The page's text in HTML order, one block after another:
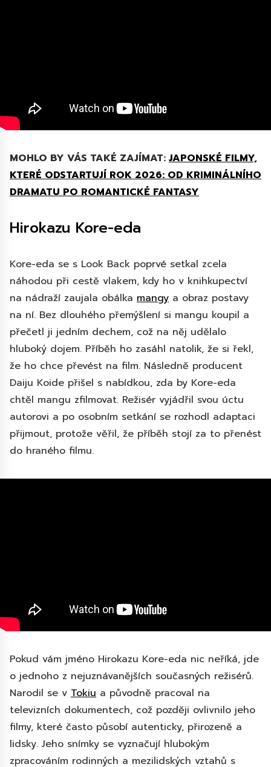
MOHLO BY VÁS TAKÉ ZAJÍMAT: JAPONSKÉ FILMY,
KTERÉ ODSTARTUJÍ ROK 2026: OD KRIMINÁLNÍHO
DRAMATU PO ROMANTICKÉ FANTASY
Hirokazu Kore-eda
Kore-eda se s Look Back poprvé setkal zcela
náhodou při cestě vlakem, kdy ho v knihkupectví
na nádraží zaujala obálka mangy a obraz postavy
na ní. Bez dlouhého přemýšlení si mangu koupil a
přečetl ji jedním dechem, což na něj udělalo
hluboký dojem. Příběh ho zasáhl natolik, že si řekl,
že ho chce převést na film. Následně producent
Daiju Koide přišel s nabídkou, zda by Kore-eda
chtěl mangu zfilmovat. Režisér vyjádřil svou úctu
autorovi a po osobním setkání se rozhodl adaptaci
přijmout, protože věřil, že příběh stojí za to přenést
do hraného filmu.
Pokud vám jméno Hirokazu Kore-eda nic neříká, jde
o jednoho z nejuznávanějších současných režisérů.
Narodil se v Tokiu a původně pracoval na
televizních dokumentech, což později ovlivnilo jeho
filmy, které často působí autenticky, přirozeně a
lidsky. Jeho snímky se vyznačují hlubokým
zpracováním rodinných a mezilidských vztahů s